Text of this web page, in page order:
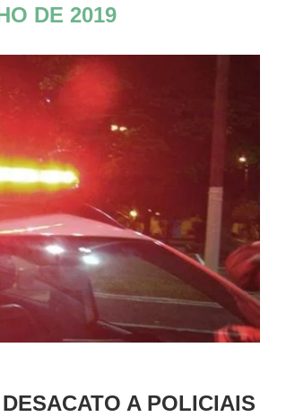
DE 2019
A POLICIAIS